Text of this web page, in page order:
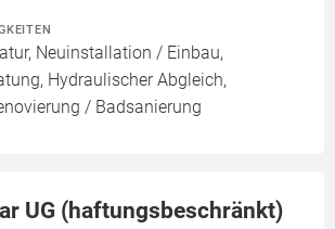
Neuinstallation / Einbau,
Hydraulischer Abgleich,
/ Badsanierung
UG (haftungsbeschränkt)